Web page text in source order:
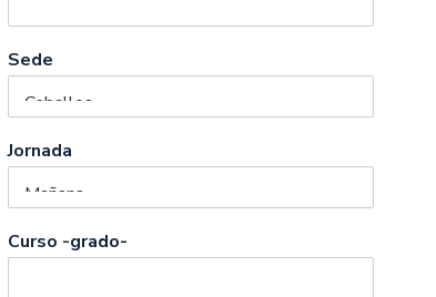
Sede
Jornada
Curso -grado-